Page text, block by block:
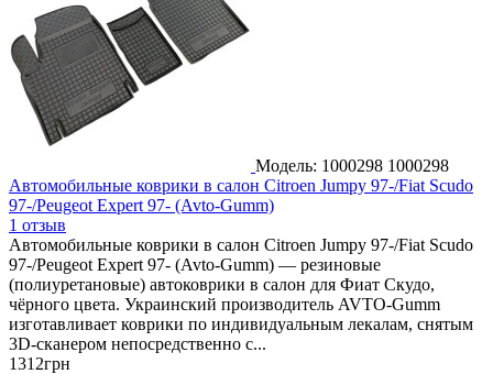
Модель: 1000298 1000298
Автомобильные коврики в салон Citroen Jumpy 97-/Fiat Scudo
97-/Peugeot Expert 97- (Avto-Gumm)
1 отзыв
Автомобильные коврики в салон Citroen Jumpy 97-/Fiat Scudo
97-/Peugeot Expert 97- (Avto-Gumm) — резиновые
(полиуретановые) автоковрики в салон для Фиат Скудо,
чёрного цвета. Украинский производитель AVTO-Gumm
изготавливает коврики по индивидуальным лекалам, снятым
3D-сканером непосредственно с...
1312грн